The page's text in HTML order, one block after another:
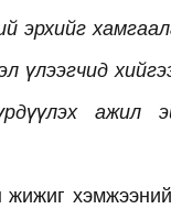
эрхийг
үлээгчид
ажил